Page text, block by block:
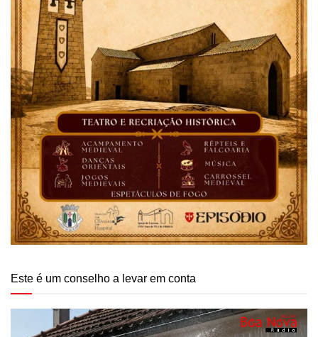
Este é um conselho a levar em conta